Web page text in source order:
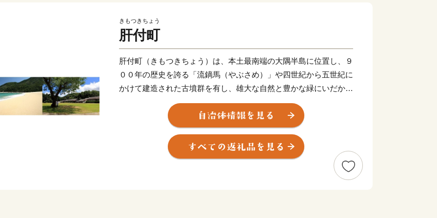
きもつきちょう
肝付町
肝付町（きもつきちょう）は、本土最南端の大隅半島に位置し、９
００年の歴史を誇る「流鏑馬（やぶさめ）」や四世紀から五世紀に
かけて建造された古墳群を有し、雄大な自然と豊かな緑にいだかれ
た風光明媚な面を持つ一方、世界に誇る最先端固体燃料ロケット
「イプシロン」の発射場である内之浦宇宙空間観測所を有する、自
然と歴史と科学の織りなす町です。
当町の豊富な自然が作り上げる清らかな水と空気と肥沃な土壌で育
まれた農畜産物は、市場での評価も高く，特に当町でも多く生産・
肥育される「鹿児島黒牛」は5年に1度の全国和牛能力共進会で他